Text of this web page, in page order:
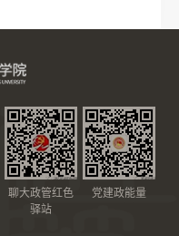
聊大政管红色
驿站
党建政能量